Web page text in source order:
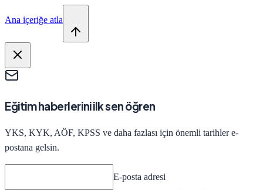
Ana içeriğe atla
Eğitim haberlerini ilk sen öğren
YKS, KYK, AÖF, KPSS ve daha fazlası için önemli tarihler e-
postana gelsin.
E-posta adresi